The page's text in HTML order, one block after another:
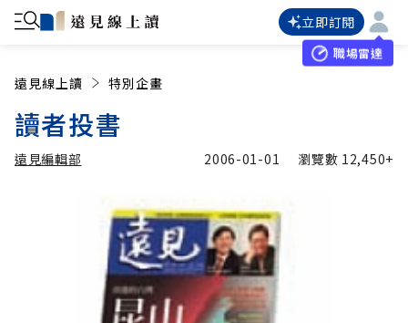
立即訂閱
職場雷達
遠見線上讀 特別企畫
讀者投書
遠見編輯部
遠見編輯部 加入追蹤
2006-01-01 瀏覽數 12,450+